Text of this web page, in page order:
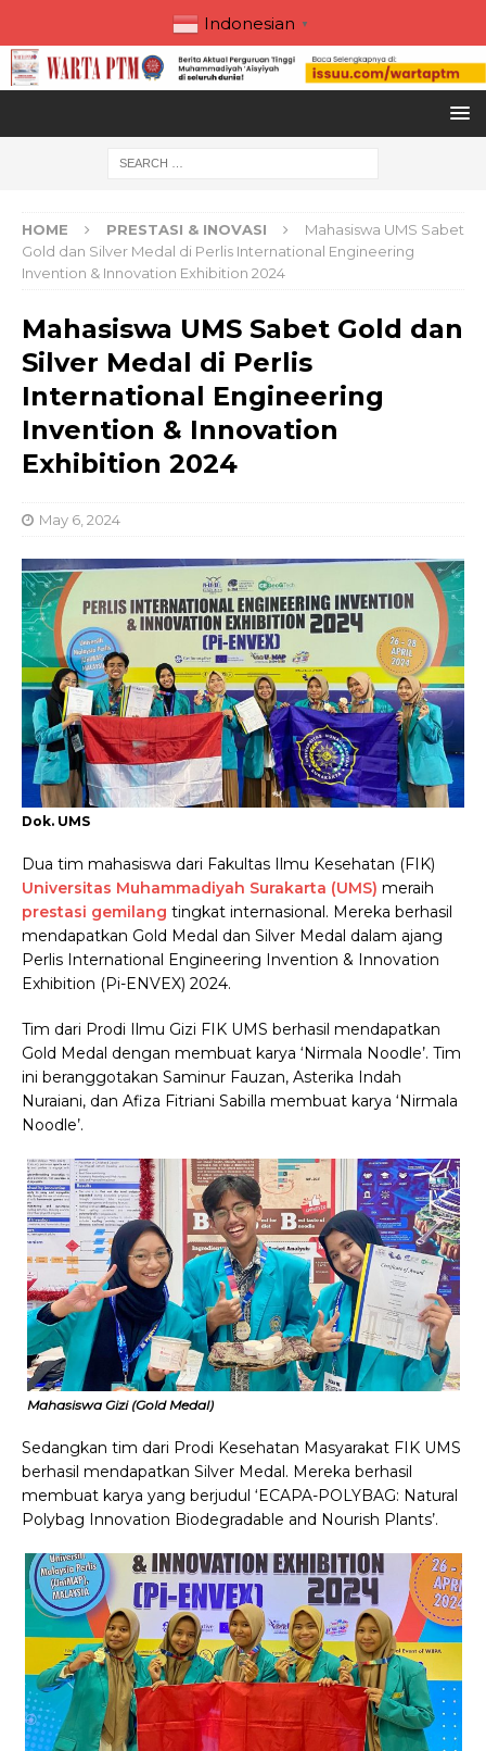
Indonesian ▼
HOME PRESTASI & INOVASI
Mahasiswa UMS Sabet
Gold dan Silver Medal di Perlis International Engineering
Invention & Innovation Exhibition 2024
Mahasiswa UMS Sabet Gold dan
Silver Medal di Perlis
International Engineering
Invention & Innovation
Exhibition 2024
May 6, 2024
Dok. UMS
Dua tim mahasiswa dari Fakultas Ilmu Kesehatan (FIK)
Universitas Muhammadiyah Surakarta (UMS) meraih
prestasi gemilang tingkat internasional. Mereka berhasil
mendapatkan Gold Medal dan Silver Medal dalam ajang
Perlis International Engineering Invention & Innovation
Exhibition (Pi-ENVEX) 2024.
Tim dari Prodi Ilmu Gizi FIK UMS berhasil mendapatkan
Gold Medal dengan membuat karya ‘Nirmala Noodle’. Tim
ini beranggotakan Saminur Fauzan, Asterika Indah
Nuraiani, dan Afiza Fitriani Sabilla membuat karya ‘Nirmala
Noodle’.
Mahasiswa Gizi (Gold Medal)
Sedangkan tim dari Prodi Kesehatan Masyarakat FIK UMS
berhasil mendapatkan Silver Medal. Mereka berhasil
membuat karya yang berjudul ‘ECAPA-POLYBAG: Natural
Polybag Innovation Biodegradable and Nourish Plants’.